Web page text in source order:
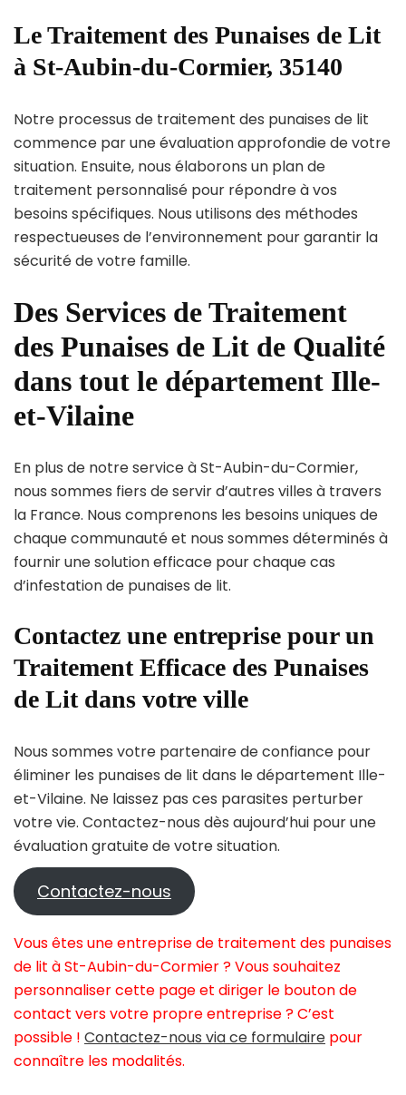
Le Traitement des Punaises de Lit
à St-Aubin-du-Cormier, 35140
Notre processus de traitement des punaises de lit
commence par une évaluation approfondie de votre
situation. Ensuite, nous élaborons un plan de
traitement personnalisé pour répondre à vos
besoins spécifiques. Nous utilisons des méthodes
respectueuses de l’environnement pour garantir la
sécurité de votre famille.
Des Services de Traitement
des Punaises de Lit de Qualité
dans tout le département Ille-
et-Vilaine
En plus de notre service à St-Aubin-du-Cormier,
nous sommes fiers de servir d’autres villes à travers
la France. Nous comprenons les besoins uniques de
chaque communauté et nous sommes déterminés à
fournir une solution efficace pour chaque cas
d’infestation de punaises de lit.
Contactez une entreprise pour un
Traitement Efficace des Punaises
de Lit dans votre ville
Nous sommes votre partenaire de confiance pour
éliminer les punaises de lit dans le département Ille-
et-Vilaine. Ne laissez pas ces parasites perturber
votre vie. Contactez-nous dès aujourd’hui pour une
évaluation gratuite de votre situation.
Contactez-nous
Vous êtes une entreprise de traitement des punaises
de lit à St-Aubin-du-Cormier ? Vous souhaitez
personnaliser cette page et diriger le bouton de
contact vers votre propre entreprise ? C’est
possible ! Contactez-nous via ce formulaire pour
connaître les modalités.